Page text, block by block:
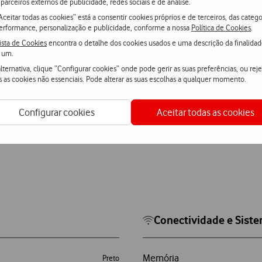
todas as cookies” está a consentir cookies próprios e de terceiros, das
personalização e publicidade, conforme a nossa Política de Cookies
de Cookiesencontra o detalhe dos cookies usados e uma descrição da
clique “Configurar cookies” onde pode gerir as suas preferências, ou
as cookies não essenciais. Pode alterar as suas escolhas a qualquer momento.
Configurar cookies Aceitar todas as cookies
Preto
Conectividade e
Memória